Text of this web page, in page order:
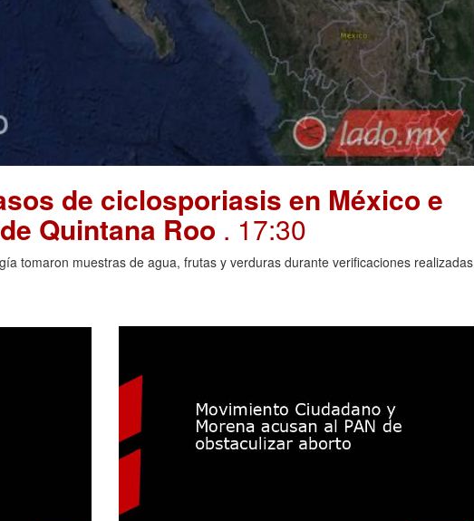
de ciclosporiasis en México e
Quintana Roo . 17:30
tomaron muestras de agua, frutas y verduras durante verificaciones realizadas